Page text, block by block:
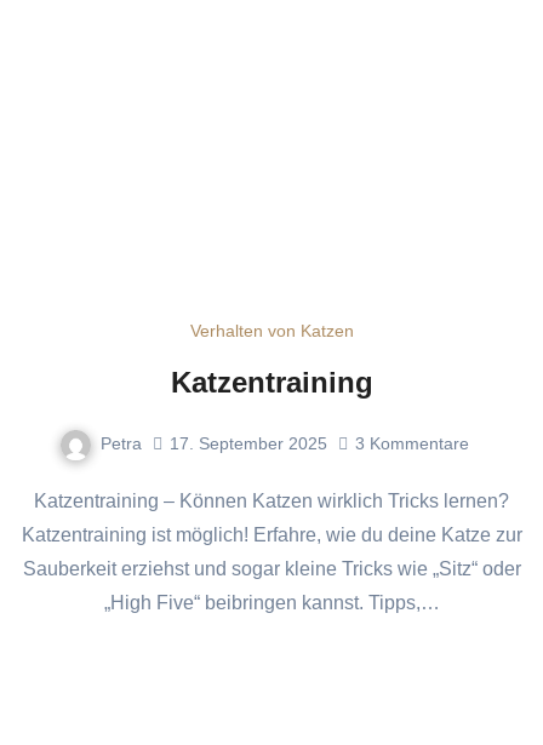
Verhalten von Katzen
Katzentraining
Petra 17. September 2025 3 Kommentare
Katzentraining – Können Katzen wirklich Tricks lernen?
Katzentraining ist möglich! Erfahre, wie du deine Katze zur
Sauberkeit erziehst und sogar kleine Tricks wie „Sitz“ oder
„High Five“ beibringen kannst. Tipps,…